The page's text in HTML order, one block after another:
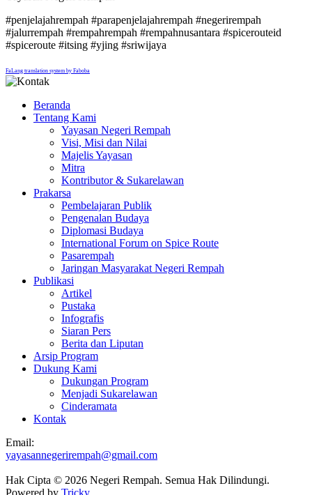
#penjelajahrempah #parapenjelajahrempah #negerirempah
#jalurrempah #rempahrempah #rempahnusantara #spicerouteid
#spiceroute #itsing #yjing #sriwijaya
FaLang translation system by Faboba
Beranda
Tentang Kami
Yayasan Negeri Rempah
Visi, Misi dan Nilai
Majelis Yayasan
Mitra
Kontributor & Sukarelawan
Prakarsa
Pembelajaran Publik
Pengenalan Budaya
Diplomasi Budaya
International Forum on Spice Route
Pasarempah
Jaringan Masyarakat Negeri Rempah
Publikasi
Artikel
Pustaka
Infografis
Siaran Pers
Berita dan Liputan
Arsip Program
Dukung Kami
Dukungan Program
Menjadi Sukarelawan
Cinderamata
Kontak
Email:
yayasannegerirempah@gmail.com
Hak Cipta © 2026 Negeri Rempah. Semua Hak Dilindungi.
Powered by Tricky